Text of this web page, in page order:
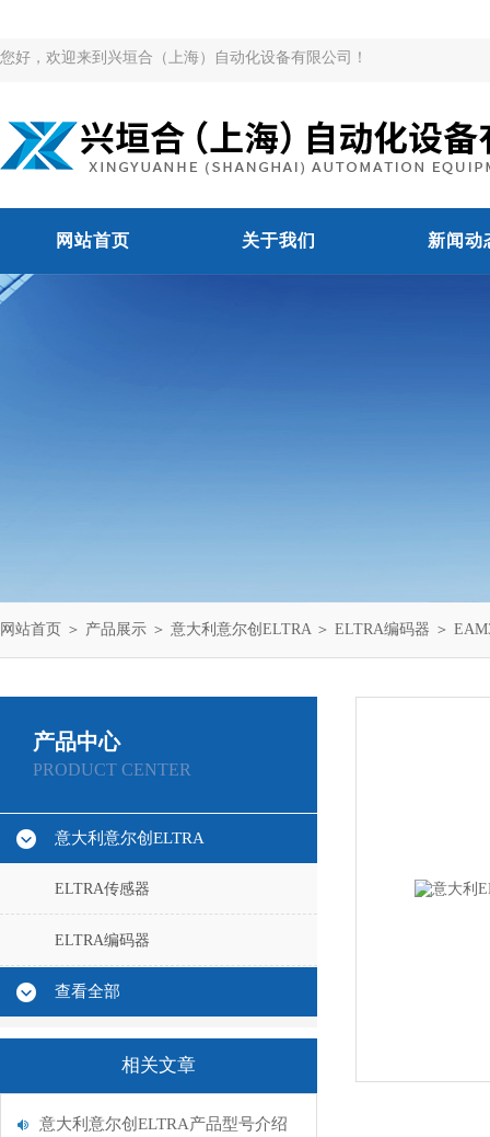
您好，欢迎来到兴垣合（上海）自动化设备有限公司！
网站首页 关于我们 新闻动
网站首页 ＞ 产品展示 ＞ 意大利意尔创ELTRA＞ ELTRA编码器 ＞
产品中心
PRODUCT CENTER
意大利意尔创ELTRA
ELTRA传感器
ELTRA编码器
查看全部
相关文章
意大利意尔创ELTRA产品型号介绍